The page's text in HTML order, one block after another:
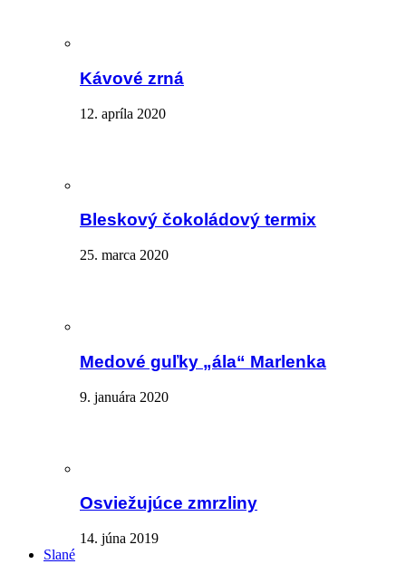
Kávové zrná
12. apríla 2020
Bleskový čokoládový termix
25. marca 2020
Medové guľky „ála“ Marlenka
9. januára 2020
Osviežujúce zmrzliny
14. júna 2019
Slané